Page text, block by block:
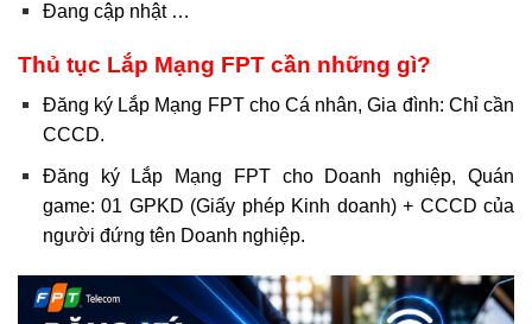
Đang cập nhật …
Thủ tục Lắp Mạng FPT cần những gì?
Đăng ký Lắp Mạng FPT cho Cá nhân, Gia đình: Chỉ cần
CCCD.
Đăng ký Lắp Mạng FPT cho Doanh nghiệp, Quán
game: 01 GPKD (Giấy phép Kinh doanh) + CCCD của
người đứng tên Doanh nghiệp.